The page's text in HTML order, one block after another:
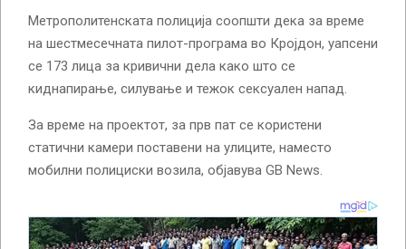
Метрополитенската полиција соопшти дека за време
на шестмесечната пилот-програма во Кројдон, уапсени
се 173 лица за кривични дела како што се
киднапирање, силување и тежок сексуален напад.
За време на проектот, за прв пат се користени
статични камери поставени на улиците, наместо
мобилни полициски возила, објавува GB News.